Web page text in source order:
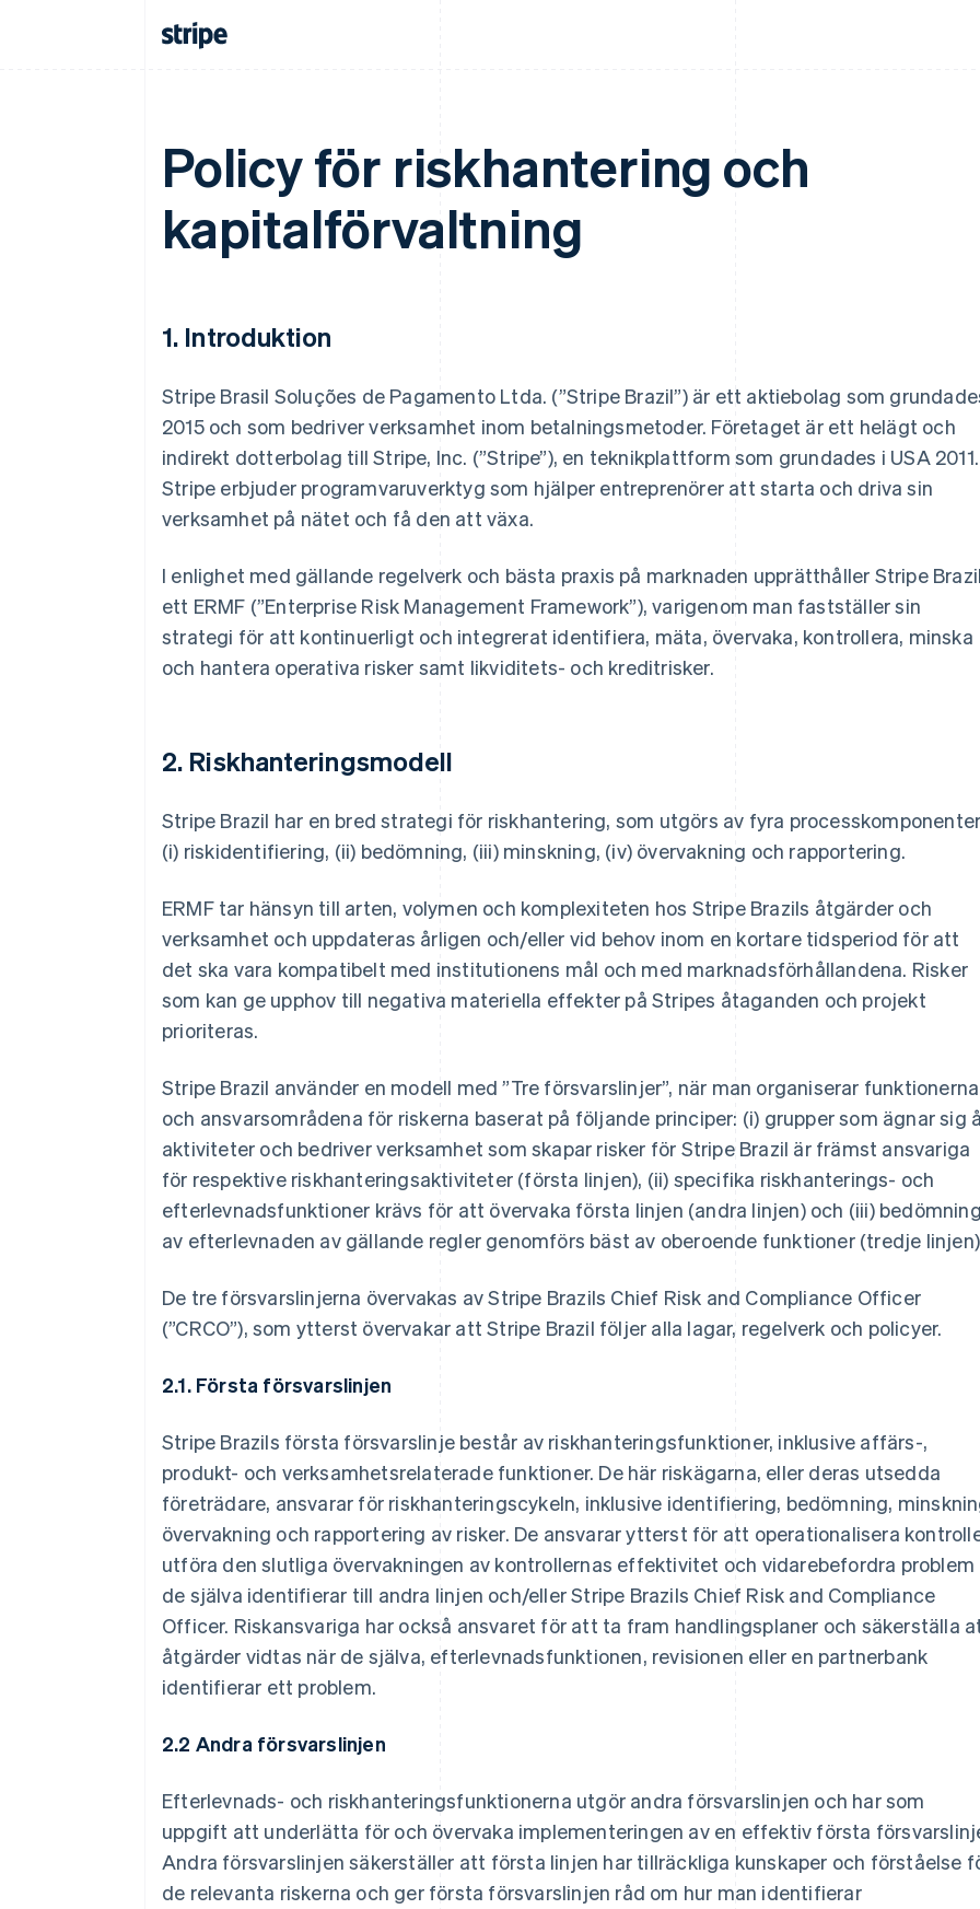
Policy för riskhantering och
kapitalförvaltning
1. Introduktion
Stripe Brasil Soluções de Pagamento Ltda. (”Stripe Brazil”) är ett aktiebolag som
2015 och som bedriver verksamhet inom betalningsmetoder. Företaget är ett helägt och
indirekt dotterbolag till Stripe, Inc. (”Stripe”), en teknikplattform som grundades i USA 2011.
Stripe erbjuder programvaruverktyg som hjälper entreprenörer att starta och driva sin
verksamhet på nätet och få den att växa.
I enlighet med gällande regelverk och bästa praxis på marknaden upprätthåller Stripe
ett ERMF (”Enterprise Risk Management Framework”), varigenom man fastställer sin
strategi för att kontinuerligt och integrerat identifiera, mäta, övervaka, kontrollera, minska
och hantera operativa risker samt likviditets- och kreditrisker.
2. Riskhanteringsmodell
Stripe Brazil har en bred strategi för riskhantering, som utgörs av fyra
(i) riskidentifiering, (ii) bedömning, (iii) minskning, (iv) övervakning och rapportering.
ERMF tar hänsyn till arten, volymen och komplexiteten hos Stripe Brazils åtgärder och
verksamhet och uppdateras årligen och/eller vid behov inom en kortare tidsperiod för att
det ska vara kompatibelt med institutionens mål och med marknadsförhållandena. Risker
som kan ge upphov till negativa materiella effekter på Stripes åtaganden och projekt
prioriteras.
Stripe Brazil använder en modell med ”Tre försvarslinjer”, när man organiserar funktionerna
och ansvarsområdena för riskerna baserat på följande principer: (i) grupper som ägnar sig
aktiviteter och bedriver verksamhet som skapar risker för Stripe Brazil är främst ansvariga
för respektive riskhanteringsaktiviteter (första linjen), (ii) specifika riskhanterings- och
efterlevnadsfunktioner krävs för att övervaka första linjen (andra linjen) och (iii)
av efterlevnaden av gällande regler genomförs bäst av oberoende funktioner (tredje
De tre försvarslinjerna övervakas av Stripe Brazils Chief Risk and Compliance Officer
(”CRCO”), som ytterst övervakar att Stripe Brazil följer alla lagar, regelverk och policyer.
2.1. Första försvarslinjen
Stripe Brazils första försvarslinje består av riskhanteringsfunktioner, inklusive affärs-,
produkt- och verksamhetsrelaterade funktioner. De här riskägarna, eller deras utsedda
företrädare, ansvarar för riskhanteringscykeln, inklusive identifiering, bedömning,
övervakning och rapportering av risker. De ansvarar ytterst för att operationalisera
utföra den slutliga övervakningen av kontrollernas effektivitet och vidarebefordra problem
de själva identifierar till andra linjen och/eller Stripe Brazils Chief Risk and Compliance
Officer. Riskansvariga har också ansvaret för att ta fram handlingsplaner och säkerställa
åtgärder vidtas när de själva, efterlevnadsfunktionen, revisionen eller en partnerbank
identifierar ett problem.
2.2 Andra försvarslinjen
Efterlevnads- och riskhanteringsfunktionerna utgör andra försvarslinjen och har som
uppgift att underlätta för och övervaka implementeringen av en effektiv första
Andra försvarslinjen säkerställer att första linjen har tillräckliga kunskaper och förståelse
de relevanta riskerna och ger första försvarslinjen råd om hur man identifierar